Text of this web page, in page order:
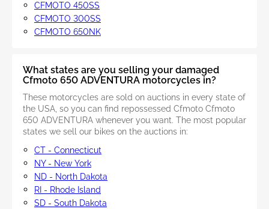
CFMOTO 450SS
CFMOTO 300SS
CFMOTO 650NK
What states are you selling your damaged
Cfmoto 650 ADVENTURA motorcycles in?
These motorcycles are sold on auctions in every state of
the USA, so you can find repossessed Cfmoto Cfmoto
650 ADVENTURA whenever you want. The most popular
states we sell our bikes on the auctions in:
CT - Connecticut
NY - New York
ND - North Dakota
RI - Rhode Island
SD - South Dakota